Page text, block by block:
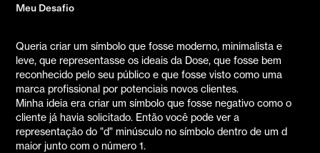
Meu Desafio
Queria criar um símbolo que fosse moderno, minimalista e
leve, que representasse os ideais da Dose, que fosse bem
reconhecido pelo seu público e que fosse visto como uma
marca profissional por potenciais novos clientes.
Minha ideia era criar um símbolo que fosse negativo como o
cliente já havia solicitado. Então você pode ver a
representação do "d" minúsculo no símbolo dentro de um d
maior junto com o número 1.